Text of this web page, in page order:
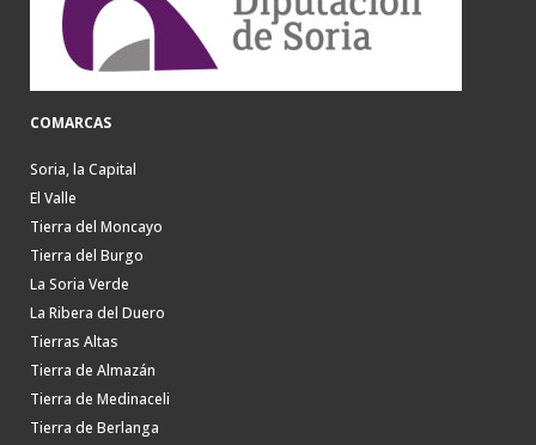
COMARCAS
Soria, la Capital
El Valle
Tierra del Moncayo
Tierra del Burgo
La Soria Verde
La Ribera del Duero
Tierras Altas
Tierra de Almazán
Tierra de Medinaceli
Tierra de Berlanga